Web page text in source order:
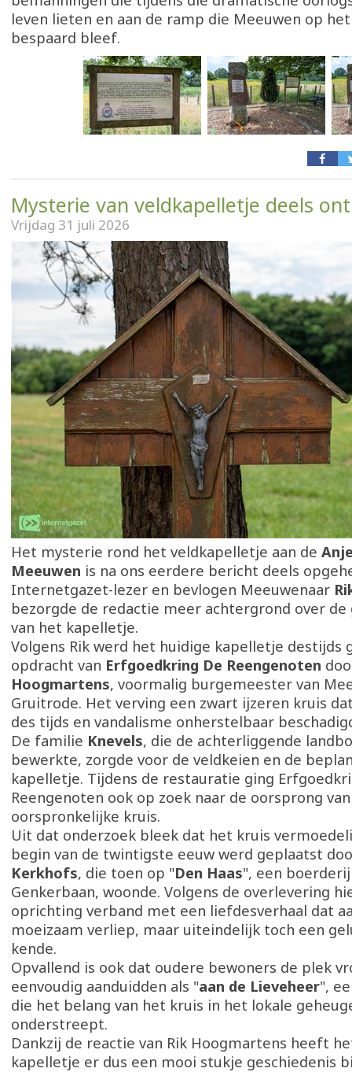
leven lieten en aan de ramp die Meeuwen op
bespaard bleef.
Mysterie van veldkapelletje deels
Vrijdag 31 juli 2026
Het mysterie rond het veldkapelletje aan de
Meeuwen is na ons eerdere bericht deels
Internetgazet-lezer en bevlogen Meeuwenaar
bezorgde de redactie meer achtergrond over de
van het kapelletje.
Volgens Rik werd het huidige kapelletje destijds
opdracht van Erfgoedkring De Reengenoten
Hoogmartens, voormalig burgemeester van
Gruitrode. Het verving een zwart ijzeren kruis
des tijds en vandalisme onherstelbaar
De familie Knevels, die de achterliggende
bewerkte, zorgde voor de veldkeien en de
kapelletje. Tijdens de restauratie ging
Reengenoten ook op zoek naar de oorsprong
oorspronkelijke kruis.
Uit dat onderzoek bleek dat het kruis
begin van de twintigste eeuw werd geplaatst
Kerkhofs, die toen op "Den Haas", een
Genkerbaan, woonde. Volgens de overlevering
oprichting verband met een liefdesverhaal dat
moeizaam verliep, maar uiteindelijk toch een
kende.
Opvallend is ook dat oudere bewoners de plek
eenvoudig aanduidden als "aan de Lieveheer",
die het belang van het kruis in het lokale
onderstreept.
Dankzij de reactie van Rik Hoogmartens heeft
kapelletje er dus een mooi stukje geschiedenis